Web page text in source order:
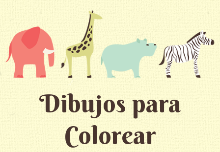
Dibujos para
Colorear